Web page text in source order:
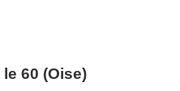
60 (Oise)